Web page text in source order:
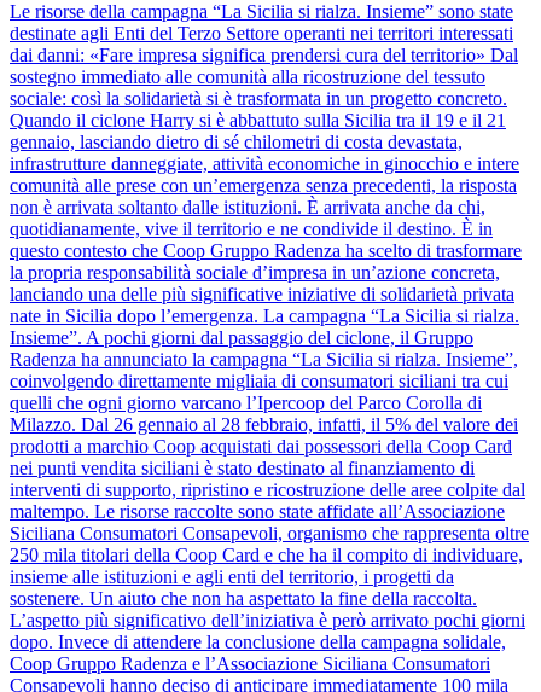
Le risorse della campagna “La Sicilia si rialza. Insieme” sono state
destinate agli Enti del Terzo Settore operanti nei territori interessati
dai danni: «Fare impresa significa prendersi cura del territorio» Dal
sostegno immediato alle comunità alla ricostruzione del tessuto
sociale: così la solidarietà si è trasformata in un progetto concreto.
Quando il ciclone Harry si è abbattuto sulla Sicilia tra il 19 e il 21
gennaio, lasciando dietro di sé chilometri di costa devastata,
infrastrutture danneggiate, attività economiche in ginocchio e intere
comunità alle prese con un’emergenza senza precedenti, la risposta
non è arrivata soltanto dalle istituzioni. È arrivata anche da chi,
quotidianamente, vive il territorio e ne condivide il destino. È in
questo contesto che Coop Gruppo Radenza ha scelto di trasformare
la propria responsabilità sociale d’impresa in un’azione concreta,
lanciando una delle più significative iniziative di solidarietà privata
nate in Sicilia dopo l’emergenza. La campagna “La Sicilia si rialza.
Insieme”. A pochi giorni dal passaggio del ciclone, il Gruppo
Radenza ha annunciato la campagna “La Sicilia si rialza. Insieme”,
coinvolgendo direttamente migliaia di consumatori siciliani tra cui
quelli che ogni giorno varcano l’Ipercoop del Parco Corolla di
Milazzo. Dal 26 gennaio al 28 febbraio, infatti, il 5% del valore dei
prodotti a marchio Coop acquistati dai possessori della Coop Card
nei punti vendita siciliani è stato destinato al finanziamento di
interventi di supporto, ripristino e ricostruzione delle aree colpite dal
maltempo. Le risorse raccolte sono state affidate all’Associazione
Siciliana Consumatori Consapevoli, organismo che rappresenta oltre
250 mila titolari della Coop Card e che ha il compito di individuare,
insieme alle istituzioni e agli enti del territorio, i progetti da
sostenere. Un aiuto che non ha aspettato la fine della raccolta.
L’aspetto più significativo dell’iniziativa è però arrivato pochi giorni
dopo. Invece di attendere la conclusione della campagna solidale,
Coop Gruppo Radenza e l’Associazione Siciliana Consumatori
Consapevoli hanno deciso di anticipare immediatamente 100 mila